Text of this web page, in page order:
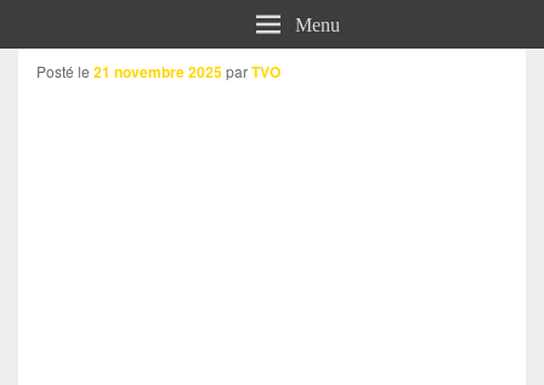
Menu
Posté le 21 novembre 2025parTVO